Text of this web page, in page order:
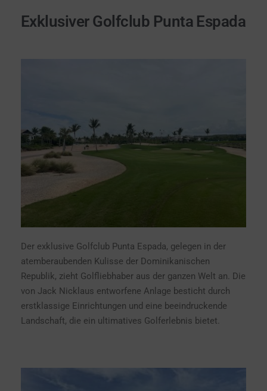
Exklusiver Golfclub Punta Espada
Der exklusive Golfclub Punta Espada, gelegen in der
atemberaubenden Kulisse der Dominikanischen
Republik, zieht Golfliebhaber aus der ganzen Welt an. Die
von Jack Nicklaus entworfene Anlage besticht durch
erstklassige Einrichtungen und eine beeindruckende
Landschaft, die ein ultimatives Golferlebnis bietet.